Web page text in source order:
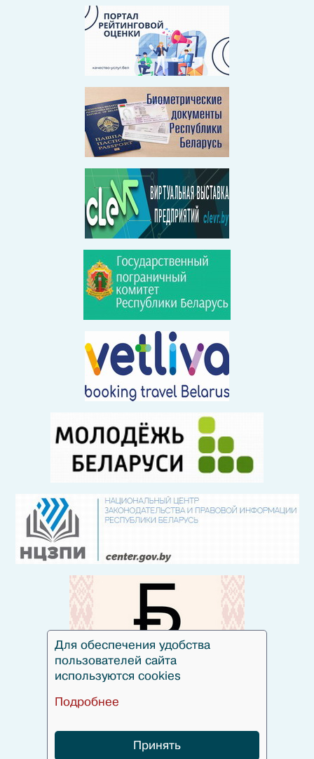
Для обеспечения удобства
пользователей сайта
используются cookies
Подробнее
Принять